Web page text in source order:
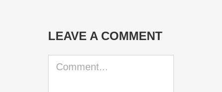
LEAVE A COMMENT
Comment